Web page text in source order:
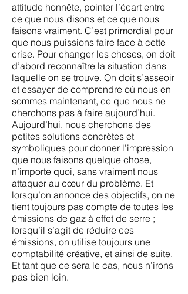
attitude honnête, pointer l’écart entre
ce que nous disons et ce que nous
faisons vraiment. C’est primordial pour
que nous puissions faire face à cette
crise. Pour changer les choses, on doit
d’abord reconnaître la situation dans
laquelle on se trouve. On doit s’asseoir
et essayer de comprendre où nous en
sommes maintenant, ce que nous ne
cherchons pas à faire aujourd’hui.
Aujourd’hui, nous cherchons des
petites solutions concrètes et
symboliques pour donner l’impression
que nous faisons quelque chose,
n’importe quoi, sans vraiment nous
attaquer au cœur du problème. Et
lorsqu’on annonce des objectifs, on ne
tient toujours pas compte de toutes les
émissions de gaz à effet de serre ;
lorsqu’il s’agit de réduire ces
émissions, on utilise toujours une
comptabilité créative, et ainsi de suite.
Et tant que ce sera le cas, nous n’irons
pas bien loin.